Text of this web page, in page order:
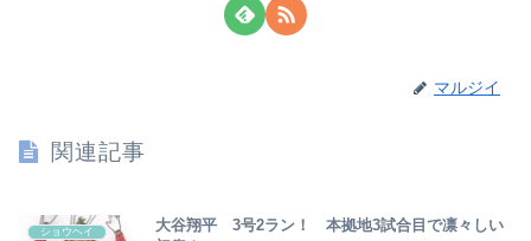
マルジイ
関連記事
ショウヘイ
大谷翔平 3号2ラン！ 本拠地3試合目で凛々しい